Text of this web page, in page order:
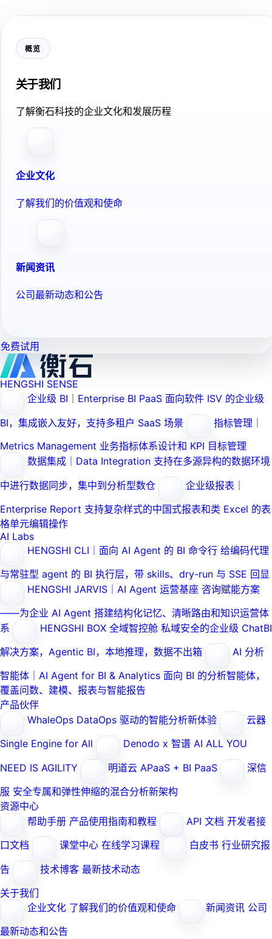
概览
关于我们
了解衡石科技的企业文化和发展历程
企业文化
了解我们的价值观和使命
新闻资讯
公司最新动态和公告
免费试用
HENGSHI SENSE
企业级 BI｜Enterprise BI PaaS 面向软件 ISV 的企业级
BI，集成嵌入友好，支持多租户 SaaS 场景
指标管理｜
Metrics Management 业务指标体系设计和 KPI 目标管理
数据集成｜Data Integration 支持在多源异构的数据环境
中进行数据同步，集中到分析型数仓
企业级报表｜
Enterprise Report 支持复杂样式的中国式报表和类 Excel 的表
格单元编辑操作
AI Labs
HENGSHI CLI｜面向 AI Agent 的 BI 命令行 给编码代理
与常驻型 agent 的 BI 执行层，带 skills、dry-run 与 SSE 回显
HENGSHI JARVIS｜AI Agent 运营基座 咨询赋能方案
——为企业 AI Agent 搭建结构化记忆、清晰路由和知识运营体
系
HENGSHI BOX 全域智控舱 私域安全的企业级 ChatBI
解决方案，Agentic BI，本地推理，数据不出箱
AI 分析
智能体｜AI Agent for BI & Analytics 面向 BI 的分析智能体，
覆盖问数、建模、报表与智能报告
产品伙伴
WhaleOps DataOps 驱动的智能分析新体验
云器
Single Engine for All
Denodo x 智谱 AI ALL YOU
NEED IS AGILITY
明道云 APaaS + BI PaaS
深信
服 安全专属和弹性伸缩的混合分析新架构
资源中心
帮助手册 产品使用指南和教程 API 文档 开发者接
口文档
课堂中心 在线学习课程 白皮书 行业研究报
告
技术博客 最新技术动态
关于我们
企业文化 了解我们的价值观和使命 新闻资讯 公司
最新动态和公告